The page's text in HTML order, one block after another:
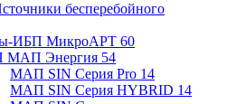
бесперебойного
ИБП МикроАРТ 60
МАП Энергия 54
МАП SIN Серия Pro 14
МАП SIN Серия HYBRID 14